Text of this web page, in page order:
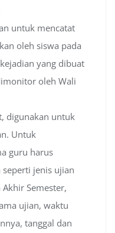
untuk mencatat
oleh siswa pada
yang dibuat
oleh Wali
digunakan untuk
Untuk
guru harus
jenis ujian
Semester,
ujian, waktu
tanggal dan